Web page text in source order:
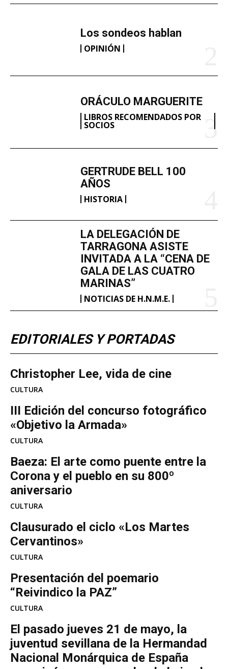
Los sondeos hablan
OPINIÓN
ORÁCULO MARGUERITE
LIBROS RECOMENDADOS POR
SOCIOS
GERTRUDE BELL 100
AÑOS
HISTORIA
LA DELEGACIÓN DE
TARRAGONA ASISTE
INVITADA A LA “CENA DE
GALA DE LAS CUATRO
MARINAS”
NOTICIAS DE H.N.M.E.
EDITORIALES Y PORTADAS
Christopher Lee, vida de cine
CULTURA
III Edición del concurso fotográfico
«Objetivo la Armada»
CULTURA
Baeza: El arte como puente entre la
Corona y el pueblo en su 800º
aniversario
CULTURA
Clausurado el ciclo «Los Martes
Cervantinos»
CULTURA
Presentación del poemario
“Reivindico la PAZ”
CULTURA
El pasado jueves 21 de mayo, la
juventud sevillana de la Hermandad
Nacional Monárquica de España